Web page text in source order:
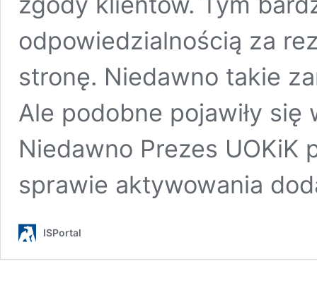
odpowiedzialnością za
stronę. Niedawno takie
Ale podobne pojawiły
Niedawno Prezes UOKiK
sprawie aktywowania
ISPortal